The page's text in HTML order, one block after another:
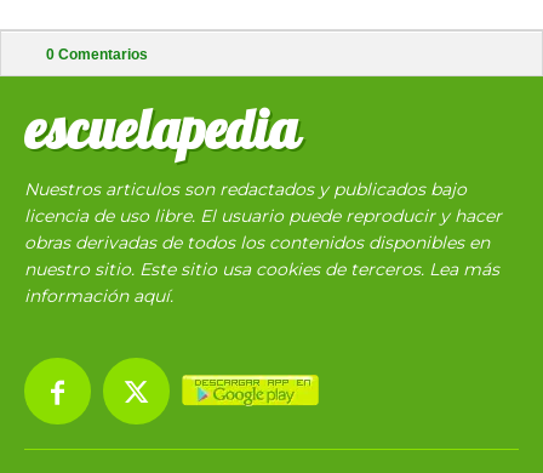
0 Comentarios
escuelapedia
Nuestros articulos son redactados y publicados bajo
licencia de uso libre. El usuario puede reproducir y hacer
obras derivadas de todos los contenidos disponibles en
nuestro sitio. Este sitio usa cookies de terceros. Lea más
información aquí.